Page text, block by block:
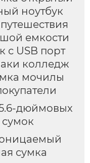
ноутбук
емкости
с USB порт
колледж
мочилы
дюймовых
сумка